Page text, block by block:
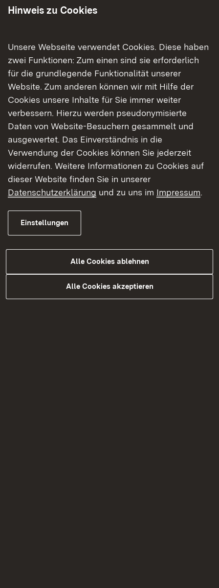
Referat 115 - Energieverbrauchsrelevante
Referat 116 - Ausgangsstoffe für
Explosivstoffe
Stabsstelle Servicestelle Stoffliche
Marktüberwachung (SMÜ)
Unsere Themen
Chemikaliensicherheit
Hinweis zu Cookies
Unsere Webseite verwendet Cookies. Diese haben
zwei Funktionen: Zum einen sind sie erforderlich
für die grundlegende Funktionalität unserer
Website. Zum anderen können wir mit Hilfe der
Cookies unsere Inhalte für Sie immer weiter
verbessern. Hierzu werden pseudonymisierte
Daten von Website-Besuchern gesammelt und
ausgewertet. Das Einverständnis in die
Verwendung der Cookies können Sie jederzeit
widerrufen. Weitere Informationen zu Cookies auf
dieser Website finden Sie in unserer
Datenschutzerklärung und zu uns im Impressum.
Einstellungen
Alle Cookies ablehnen
Alle Cookies akzeptieren